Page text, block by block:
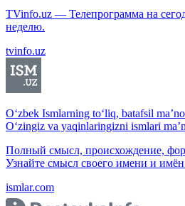
TVinfo.uz — Телепрограмма на
неделю.
tvinfo.uz
O‘zbek Ismlarning to‘liq, batafsil
O‘zingiz va yaqinlaringizni ismlari
Полный смысл, происхождение,
Узнайте смысл своего имени и
ismlar.com